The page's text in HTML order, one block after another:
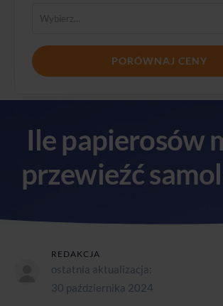
PORÓWNAJ CENY
Ile papierosów
przewieźć
REDAKCJA
ostatnia aktualizacja:
30 października 2024